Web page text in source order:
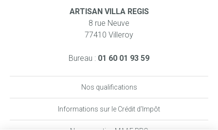
ARTISAN VILLA REGIS
8 rue Neuve
77410 Villeroy
Bureau : 01 60 01 93 59
Nos qualifications
Informations sur le Crédit d’Impôt